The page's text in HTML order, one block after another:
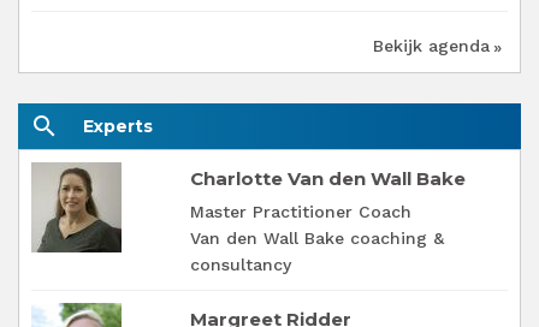
Bekijk agenda
search Experts
Charlotte Van den Wall Bake
Master Practitioner Coach
Van den Wall Bake coaching &
consultancy
Margreet Ridder